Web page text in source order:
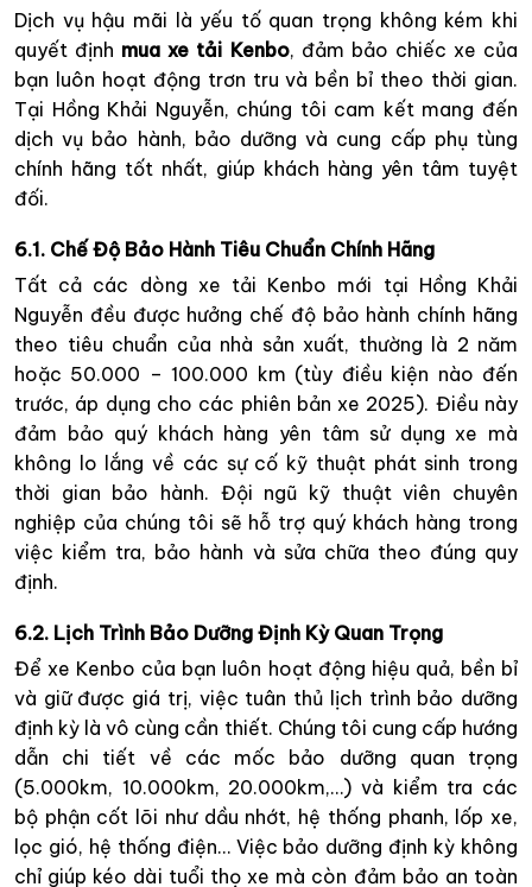
Dịch vụ hậu mãi là yếu tố quan trọng không kém khi
quyết định mua xe tải Kenbo, đảm bảo chiếc xe của
bạn luôn hoạt động trơn tru và bền bỉ theo thời gian.
Tại Hồng Khải Nguyễn, chúng tôi cam kết mang đến
dịch vụ bảo hành, bảo dưỡng và cung cấp phụ tùng
chính hãng tốt nhất, giúp khách hàng yên tâm tuyệt
đối.
6.1. Chế Độ Bảo Hành Tiêu Chuẩn Chính Hãng
Tất cả các dòng xe tải Kenbo mới tại Hồng Khải
Nguyễn đều được hưởng chế độ bảo hành chính hãng
theo tiêu chuẩn của nhà sản xuất, thường là 2 năm
hoặc 50.000 – 100.000 km (tùy điều kiện nào đến
trước, áp dụng cho các phiên bản xe 2025). Điều này
đảm bảo quý khách hàng yên tâm sử dụng xe mà
không lo lắng về các sự cố kỹ thuật phát sinh trong
thời gian bảo hành. Đội ngũ kỹ thuật viên chuyên
nghiệp của chúng tôi sẽ hỗ trợ quý khách hàng trong
việc kiểm tra, bảo hành và sửa chữa theo đúng quy
định.
6.2. Lịch Trình Bảo Dưỡng Định Kỳ Quan Trọng
Để xe Kenbo của bạn luôn hoạt động hiệu quả, bền bỉ
và giữ được giá trị, việc tuân thủ lịch trình bảo dưỡng
định kỳ là vô cùng cần thiết. Chúng tôi cung cấp hướng
dẫn chi tiết về các mốc bảo dưỡng quan trọng
(5.000km, 10.000km, 20.000km,…) và kiểm tra các
bộ phận cốt lõi như dầu nhớt, hệ thống phanh, lốp xe,
lọc gió, hệ thống điện… Việc bảo dưỡng định kỳ không
chỉ giúp kéo dài tuổi thọ xe mà còn đảm bảo an toàn